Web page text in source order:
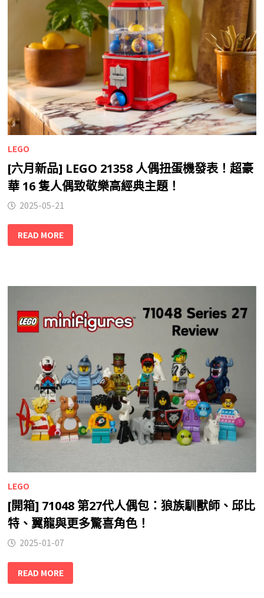
LEGO
[六月新品] LEGO 21358 人偶扭蛋機發表！超豪
華 16 隻人偶致敬樂高經典主題！
2025-05-21
READ MORE
LEGO
[開箱] 71048 第27代人偶包：狼族馴獸師、邱比
特、翼龍與更多驚喜角色！
2025-01-07
READ MORE